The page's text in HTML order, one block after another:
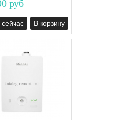
руб
сейчас В корзину